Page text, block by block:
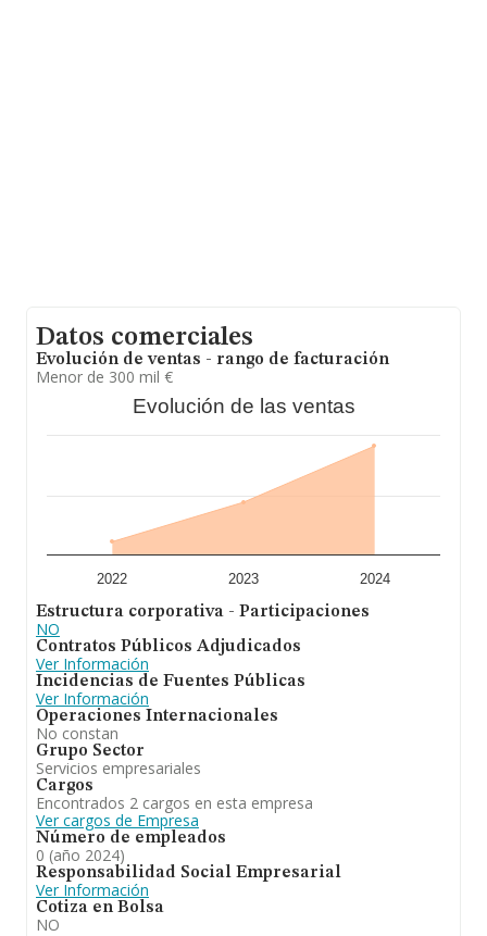
Datos comerciales
Evolución de ventas - rango de facturación
Menor de 300 mil €
Evolución de las ventas
2022 2023 2024
Estructura corporativa - Participaciones
NO
Contratos Públicos Adjudicados
Ver Información
Incidencias de Fuentes Públicas
Ver Información
Operaciones Internacionales
No constan
Grupo Sector
Servicios empresariales
Cargos
Encontrados 2 cargos en esta empresa
Ver cargos de Empresa
Número de empleados
0 (año 2024)
Responsabilidad Social Empresarial
Ver Información
Cotiza en Bolsa
NO